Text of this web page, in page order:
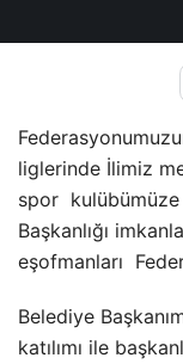
liglerinde İlimiz
spor kulübümüze
Başkanlığı
eşofmanları
Belediye
katılımı ile